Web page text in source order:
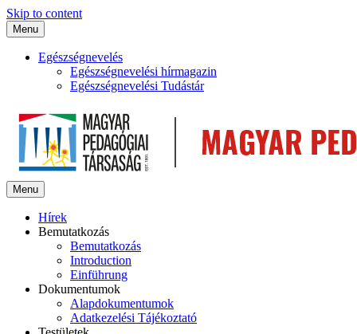
Skip to content
Menu
Egészségnevelés
Egészségnevelési hírmagazin
Egészségnevelési Tudástár
Menu
Hírek
Bemutatkozás
Bemutatkozás
Introduction
Einführung
Dokumentumok
Alapdokumentumok
Adatkezelési Tájékoztató